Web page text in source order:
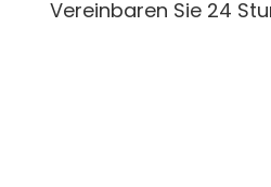
Vereinbaren Sie 24